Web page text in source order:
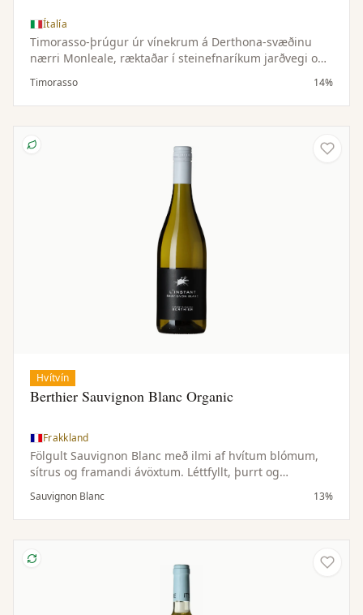
Ítalía
Timorasso-þrúgur úr vínekrum á Derthona-svæðinu
nærri Monleale, ræktaðar í steinefnaríkum jarðvegi og
hæðóttu örloftslagi. Lítil uppskera gefur þéttan og
vandaðan ávöxt.
Timorasso 14%
Hvítvín
Berthier Sauvignon Blanc Organic
Frakkland
Fölgult Sauvignon Blanc með ilmi af hvítum blómum,
sítrus og framandi ávöxtum. Léttfyllt, þurrt og
hressandi.
Sauvignon Blanc 13%